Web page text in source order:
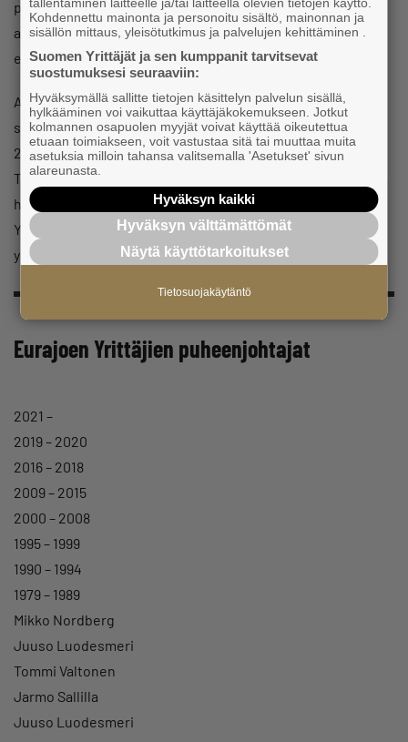
perustamisessa vahvistivat yhdistyksen asemaa
alueellisena toimijana. Luvian suvimarkkinat ja
elomarkkinat toivat iloa ja vilskettä paikalliseen elämään.
Aktiivisen toiminnan päätteeksi Luvian Yrittäjät päättivät
sulautua Eurajoen Yrittäjiin, ja lopettamiskokous pidettiin
28. joulukuuta 2018. Kokousta johti yksi perustajajäsenistä,
Terttu Aho, jättäen jäähyväiset Luvian Yrittäjien hienolle
historialle. Yhdistyksen tarina jatkuu nyt osana Eurajoen
Yrittäjät ry:tä, joka kantaa mukanaan molempien alueiden
yrittäjyyden värikästä perinnettä.
Eurajoen Yrittäjien puheenjohtajat
2021 –
2019 – 2020
2016 – 2018
2009 – 2015
2000 – 2008
1995 – 1999
1990 – 1994
1979 – 1989
Mikko Nordberg
Juuso Luodesmeri
Tommi Valtonen
Jarmo Sallilla
Juuso Luodesmeri
Kohdennettu mainonta ja personoitu sisältö, mainonnan ja
sisällön mittaus, yleisötutkimus ja palvelujen kehittäminen .
Suomen Yrittäjät ja sen kumppanit tarvitsevat
suostumuksesi seuraaviin:
Hyväksymällä sallitte tietojen käsittelyn palvelun sisällä,
hylkääminen voi vaikuttaa käyttäjäkokemukseen. Jotkut
kolmannen osapuolen myyjät voivat käyttää oikeutettua
etuaan toimiakseen, voit vastustaa sitä tai muuttaa muita
asetuksia milloin tahansa valitsemalla 'Asetukset' sivun
alareunasta.
Hyväksyn kaikki
Hyväksyn välttämättömät
Näytä käyttötarkoitukset
Tietosuojakäytäntö